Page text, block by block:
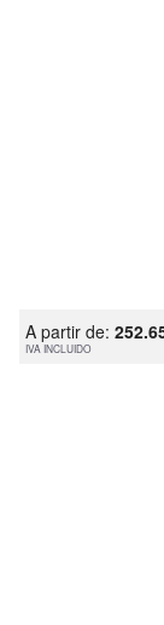
A partir de:
IVA INCLUIDO